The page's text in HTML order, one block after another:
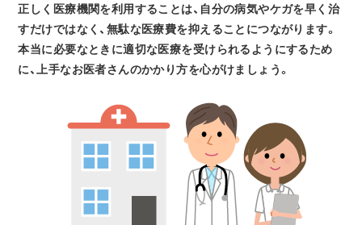
正しく医療機関を利用することは、自分の病気やケガを早く治
すだけではなく、無駄な医療費を抑えることにつながります。
本当に必要なときに適切な医療を受けられるようにするため
に、上手なお医者さんのかかり方を心がけましょう。